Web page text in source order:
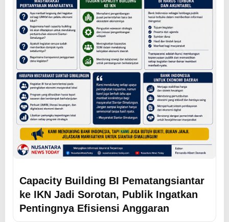
Capacity Building BI Pematangsiantar
ke IKN Jadi Sorotan, Publik Ingatkan
Pentingnya Efisiensi Anggaran